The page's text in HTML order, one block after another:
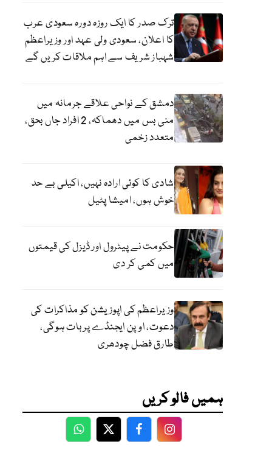
ترک صدر کا ایک روزہ دورہ سعودی عرب
کا اعلان، سعودی ولی عہد اور وزیراعظم
شہباز شریف سے اہم ملاقات کریں گے
دمشق کے نواحی علاقے جرمانہ میں
منی بس میں دھماکہ، 2 افراد جاں بحق،
متعدد زخمی
شادی کا کوئی ارادہ نہیں، اکیلی بے حد
خوش ہوں، امیشا پٹیل
حکومت نے پیٹرول اور ڈیزل کی قیمتوں
میں کمی کر دی
وزیراعظم کی اپوزیشن کو مذاکرات کی
دعوت، اوپن ایجنڈے پر بات ہوگی،
طارق فضل چودھری
ہمیں فالو کریں
WhatsApp
TwitterFacebookFacebook